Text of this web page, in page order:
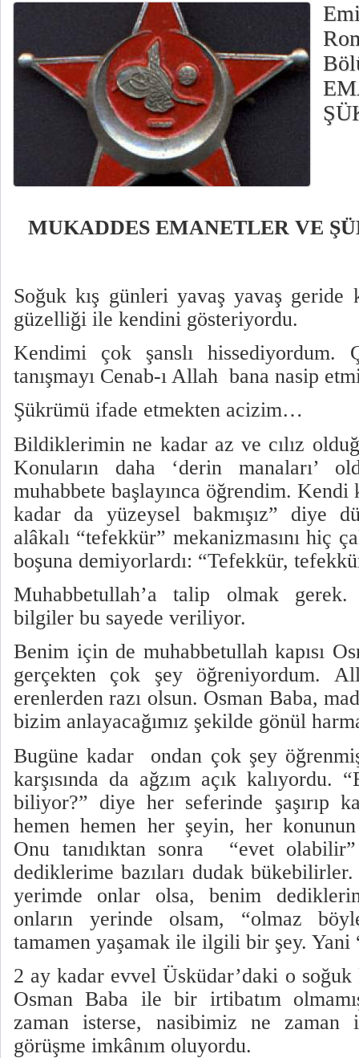
MUKADDES EMANETLER VE
Soğuk kış günleri yavaş yavaş geride
güzelliği ile kendini gösteriyordu.
Kendimi çok şanslı hissediyordum.
tanışmayı Cenab-ı Allah bana nasip
Şükrümü ifade etmekten acizim…
Bildiklerimin ne kadar az ve cılız
Konuların daha ‘derin manaları’
muhabbete başlayınca öğrendim.
kadar da yüzeysel bakmışız” diye
alâkalı “tefekkür” mekanizmasını hiç
boşuna demiyorlardı: “Tefekkür,
Muhabbetullah’a talip olmak
bilgiler bu sayede veriliyor.
Benim için de muhabbetullah kapısı
gerçekten çok şey öğreniyordum.
erenlerden razı olsun. Osman Baba,
bizim anlayacağımız şekilde gönül
Bugüne kadar
ondan çok şey
karşısında da ağzım açık kalıyordu.
biliyor?” diye her seferinde şaşırıp
hemen hemen her şeyin, her
Onu tanıdıktan sonra
“evet
dediklerime bazıları dudak
yerimde onlar olsa, benim
onların yerinde olsam, “olmaz
tamamen yaşamak ile ilgili bir şey.
2 ay kadar evvel Üsküdar’daki o soğuk
Osman Baba ile bir irtibatım
zaman isterse, nasibimiz ne zaman
görüşme imkânım oluyordu.